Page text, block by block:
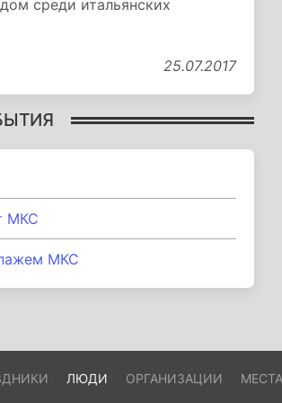
среди итальянских
25.07.2017
МКС
МКС
ЛЮДИ ОРГАНИЗАЦИИ МЕСТА